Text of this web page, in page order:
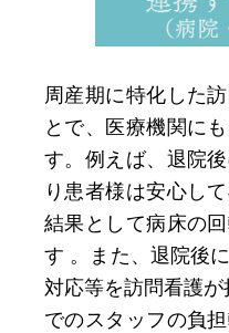
周産期に特化した
とで、医療機関に
す。例えば、退院
り患者様は安心し
結果として病床の
す 。また、退院後
対応等を訪問看護
でのスタッフの負